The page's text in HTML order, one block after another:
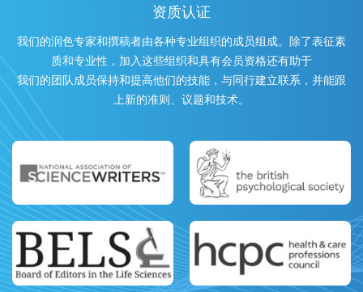
资质认证
我们的润色专家和撰稿者由各种专业组织的成员组成。除了表征素
质和专业性，加入这些组织和具有会员资格还有助于
我们的团队成员保持和提高他们的技能，与同行建立联系，并能跟
上新的准则、议题和技术。